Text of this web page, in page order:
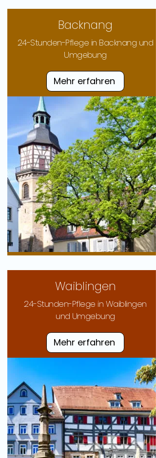
Backnang
24-Stunden-Pflege in Backnang und
Umgebung
Mehr erfahren
Waiblingen
24-Stunden-Pflege in Waiblingen
und Umgebung
Mehr erfahren